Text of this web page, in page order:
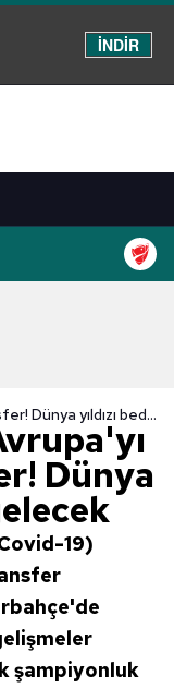
İNDİR
Fenerbahçe'den Avrupa'yı sallayacak transfer! Dünya yıldızı bedavaya gelecek
Dünya
19)
şampiyonluk